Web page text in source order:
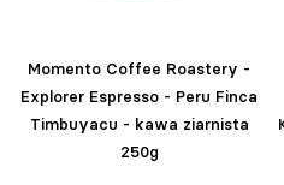
Momento Coffee Roastery -
Explorer Espresso - Peru Finca
Timbuyacu - kawa ziarnista
250g